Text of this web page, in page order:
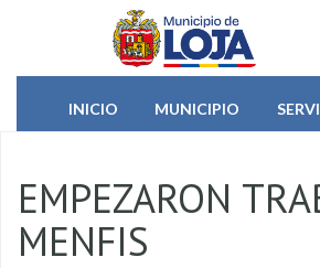
Pasar al contenido principal
INICIO
MUNICIPIO
EMPEZARON
MENFIS